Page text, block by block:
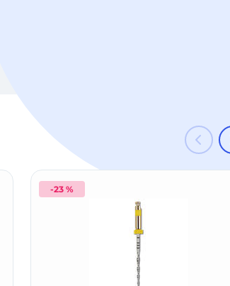
-23 %